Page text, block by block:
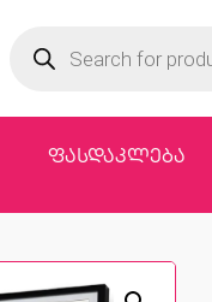
ფასდაკლება